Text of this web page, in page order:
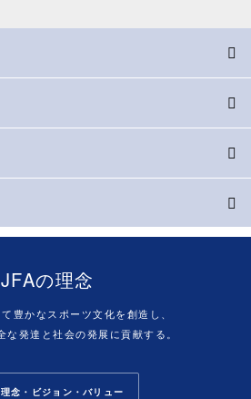
JFAの理念
豊かなスポーツ文化を創造し、
な発達と社会の発展に貢献する。
念・ビジョン・バリュー